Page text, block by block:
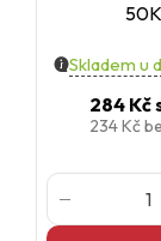
Skladem u
284 Kč
234 Kč